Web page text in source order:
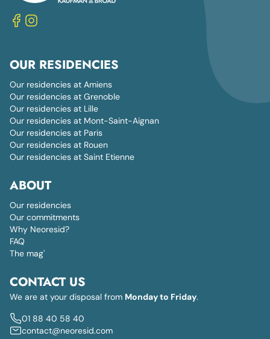
OUR RESIDENCIES
Our residencies at Amiens
Our residencies at Grenoble
Our residencies at Lille
Our residencies at Mont-Saint-Aignan
Our residencies at Paris
Our residencies at Rouen
Our residencies at Saint Etienne
ABOUT
Our residencies
Our commitments
Why Neoresid?
FAQ
The mag'
CONTACT US
We are at your disposal from Monday to Friday.
01 88 40 58 40
contact@neoresid.com